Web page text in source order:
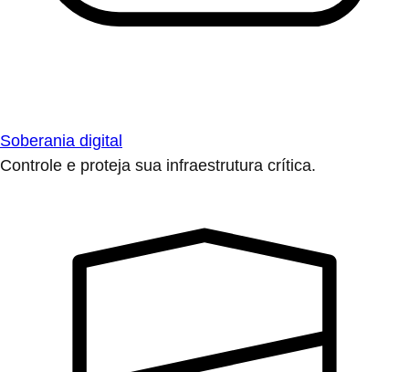
Soberania digital
Controle e proteja sua infraestrutura crítica.